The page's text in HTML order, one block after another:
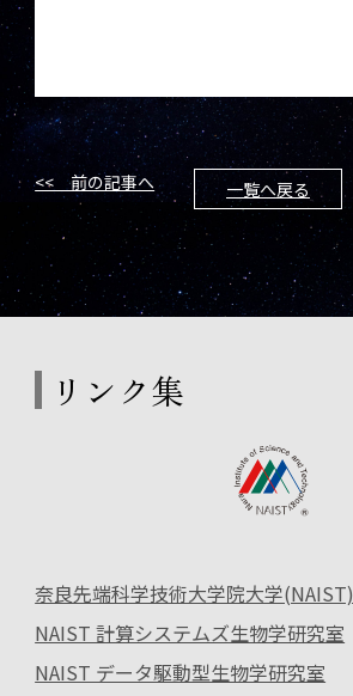
<< 前の記事へ 一覧へ戻る
リンク集
奈良先端科学技術大学院大学(NAIST)
NAIST 計算システムズ生物学研究室
NAIST データ駆動型生物学研究室